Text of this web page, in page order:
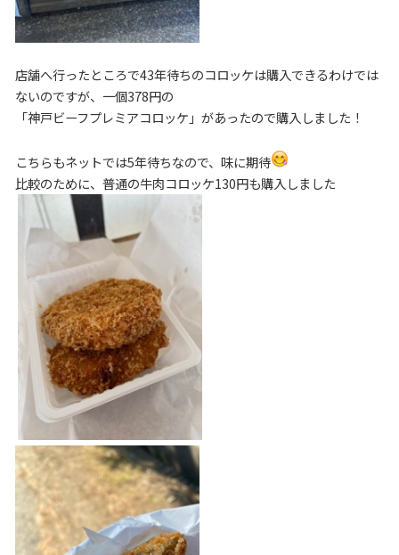
店舗へ行ったところで43年待ちのコロッケは購入できるわけでは
ないのですが、一個378円の
「神戸ビーフプレミアコロッケ」があったので購入しました！
こちらもネットでは5年待ちなので、味に期待
比較のために、普通の牛肉コロッケ130円も購入しました